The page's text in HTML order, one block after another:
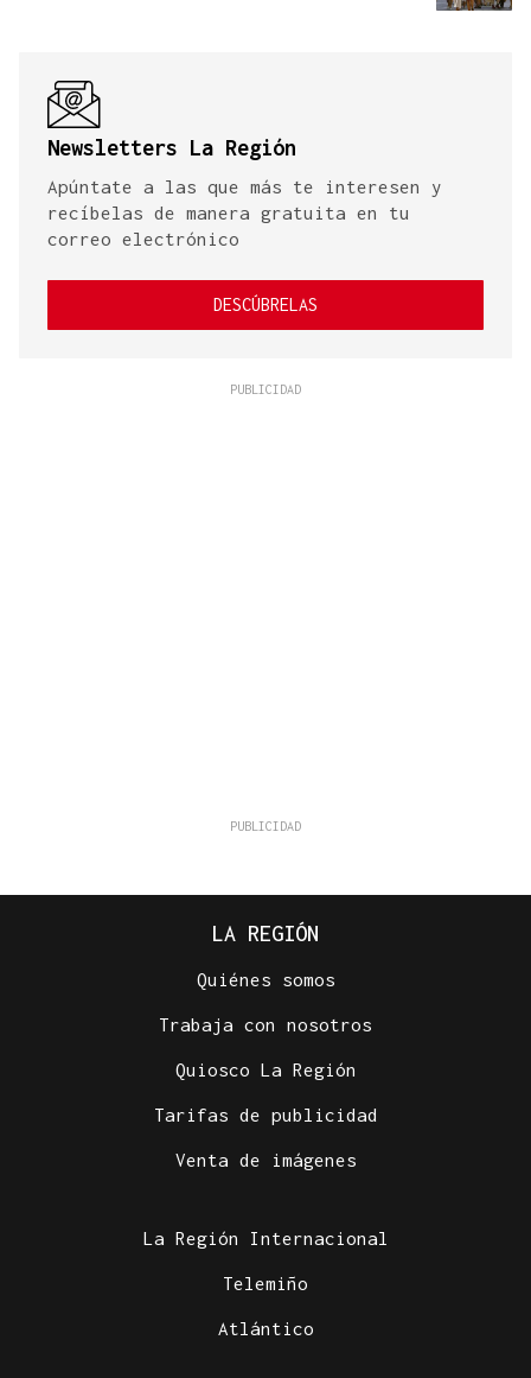
Newsletters La Región
Apúntate a las que más te interesen y
recíbelas de manera gratuita en tu
correo electrónico
DESCÚBRELAS
LA REGIÓN
Quiénes somos
Trabaja con nosotros
Quiosco La Región
Tarifas de publicidad
Venta de imágenes
La Región Internacional
Telemiño
Atlántico